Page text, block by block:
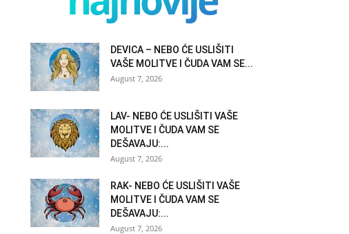
DEVICA – NEBO ĆE USLIŠITI
VAŠE MOLITVE I ČUDA VAM SE...
August 7, 2026
LAV- NEBO ĆE USLIŠITI VAŠE
MOLITVE I ČUDA VAM SE
DEŠAVAJU:...
August 7, 2026
RAK- NEBO ĆE USLIŠITI VAŠE
MOLITVE I ČUDA VAM SE
DEŠAVAJU:...
August 7, 2026